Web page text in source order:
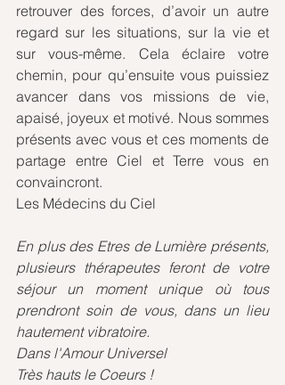
retrouver des forces, d’avoir un autre
regard sur les situations, sur la vie et
sur vous-même. Cela éclaire votre
chemin, pour qu’ensuite vous puissiez
avancer dans vos missions de vie,
apaisé, joyeux et motivé. Nous sommes
présents avec vous et ces moments de
partage entre Ciel et Terre vous en
convaincront.
Les Médecins du Ciel
En plus des Etres de Lumière présents,
plusieurs thérapeutes feront de votre
séjour un moment unique où tous
prendront soin de vous, dans un lieu
hautement vibratoire.
Dans l'Amour Universel
Très hauts le Coeurs !